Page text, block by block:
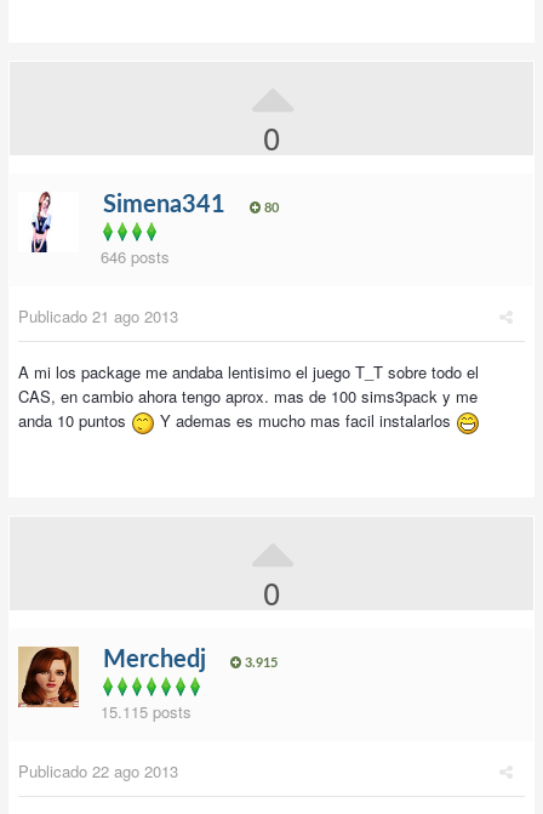
0
Simena341 80
646 posts
Publicado 21 ago 2013
A mi los package me andaba lentisimo el juego T_T sobre todo el
CAS, en cambio ahora tengo aprox. mas de 100 sims3pack y me
anda 10 puntos
Y ademas es mucho mas facil instalarlos
0
Merchedj 3.915
15.115 posts
Publicado 22 ago 2013